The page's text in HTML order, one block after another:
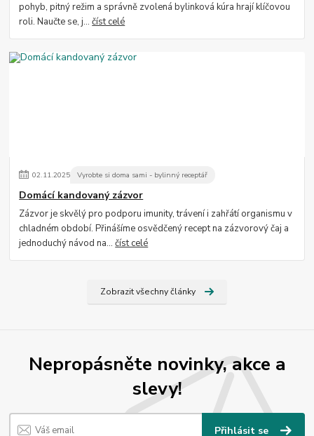
pohyb, pitný režim a správně zvolená bylinková kúra hrají klíčovou
roli. Naučte se, j...číst celé
02.11.2025 Vyrobte si doma sami - bylinný receptář
Domácí kandovaný zázvor
Zázvor je skvělý pro podporu imunity, trávení i zahřátí organismu v
chladném období. Přinášíme osvědčený recept na zázvorový čaj a
jednoduchý návod na...číst celé
Zobrazit všechny články
Nepropásněte novinky, akce a
slevy!
Přihlásit se